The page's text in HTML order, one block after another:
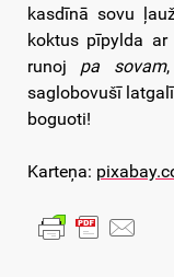
kasdīnā sovu
koktus pīpylda
runoj pa sovam
saglobovušī
boguoti!
Karteņa: